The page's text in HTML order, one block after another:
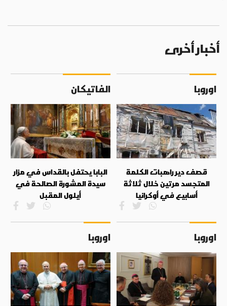
أخبار أخرى
اوروبا
قصف دير راهبات الكلمة
المتجسد مرتين خلال ثلاثة
أسابيع في أوكرانيا
الفاتيكان
البابا يحتفل بالقداس في مزار
سيدة المشورة الصالحة في
أيلول المقبل
اوروبا اوروبا